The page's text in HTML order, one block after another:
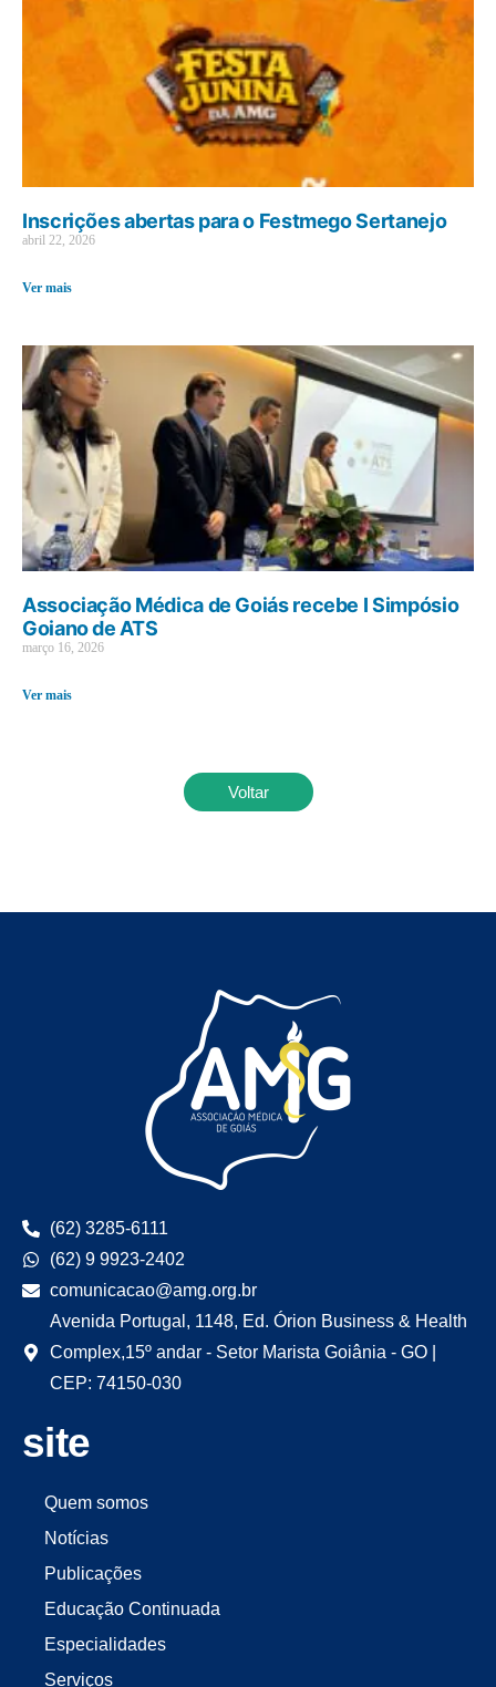
Inscrições abertas para o Festmego Sertanejo
abril 22, 2026
Ver mais
Associação Médica de Goiás recebe I Simpósio
Goiano de ATS
março 16, 2026
Ver mais
Voltar
(62) 3285-6111
(62) 9 9923-2402
comunicacao@amg.org.br
Avenida Portugal, 1148, Ed. Órion Business & Health
Complex,15º andar - Setor Marista Goiânia - GO |
CEP: 74150-030
site
Quem somos
Notícias
Publicações
Educação Continuada
Especialidades
Serviços